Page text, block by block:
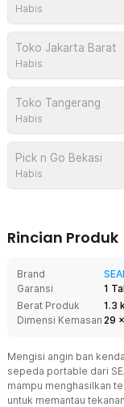
Habis
Toko Jakarta Barat
Habis
Toko Tangerang
Habis
Pick n Go Bekasi
Habis
Rincian Produk
Brand
Garansi
1
Berat Produk
1.3
Dimensi Kemasan 29 x
Mengisi angin ban
sepeda portable dari
mampu menghasilkan
untuk memantau